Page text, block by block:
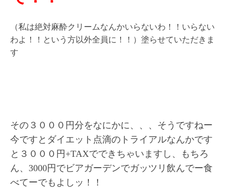
（私は絶対麻酔クリームなんかいらないわ！！いらない
わよ！！という方以外全員に！！）塗らせていただきま
す
その３０００円分をなにかに、、、そうですねー
今ですとダイエット点滴のトライアルなんかです
と３０００円+TAXでできちゃいますし、もちろ
ん、3000円でビアガーデンでガッツリ飲んでー食
べてーでもよしッ！！